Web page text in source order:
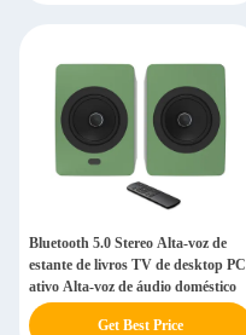
Bluetooth 5.0 Stereo Alta-voz de
estante de livros TV de desktop PC
ativo Alta-voz de áudio doméstico
Get Best Price